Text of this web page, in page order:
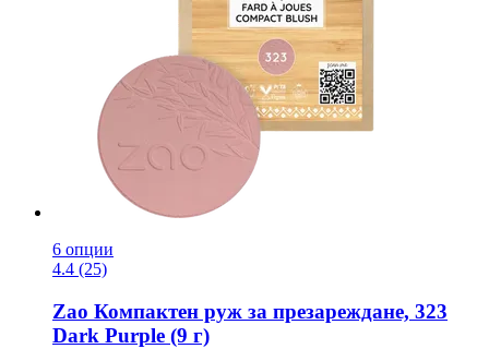
6 опции
4.4 (25)
Zao Компактен руж за презареждане, 323
Dark Purple (9 г)